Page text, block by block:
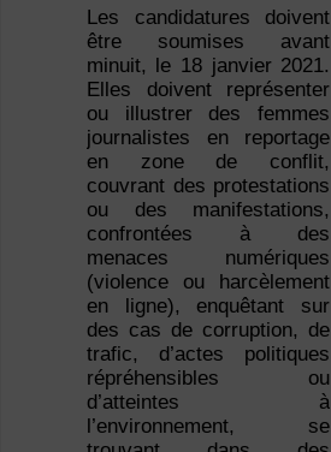
Les candidatures doivent
être soumises avant
minuit, le 18 janvier 2021.
Elles doivent représenter
ou illustrer des femmes
journalistes en reportage
en zone de conflit,
couvrant des protestations
ou des manifestations,
confrontées à des
menaces numériques
(violence ou harcèlement
en ligne), enquêtant sur
des cas de corruption, de
trafic, d’actes politiques
répréhensibles ou
d’atteintes à
l’environnement, se